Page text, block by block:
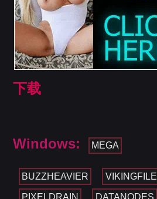
下载
Windows: MEGA
BUZZHEAVIER VIKINGFILE
PIXELDRAIN DATANODES